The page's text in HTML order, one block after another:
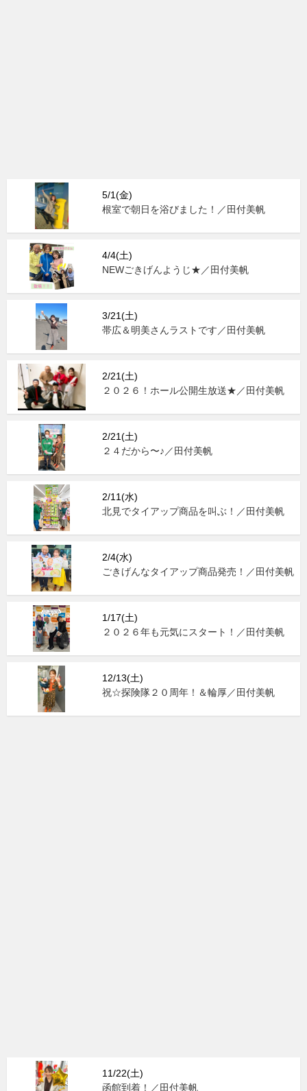
5/1(金)
根室で朝日を浴びました！／田付美帆
4/4(土)
NEWごきげんようじ★／田付美帆
3/21(土)
帯広＆明美さんラストです／田付美帆
2/21(土)
２０２６！ホール公開生放送★／田付美帆
2/21(土)
２４だから〜♪／田付美帆
2/11(水)
北見でタイアップ商品を叫ぶ！／田付美帆
2/4(水)
ごきげんなタイアップ商品発売！／田付美帆
1/17(土)
２０２６年も元気にスタート！／田付美帆
12/13(土)
祝☆探険隊２０周年！＆輪厚／田付美帆
11/22(土)
函館到着！／田付美帆